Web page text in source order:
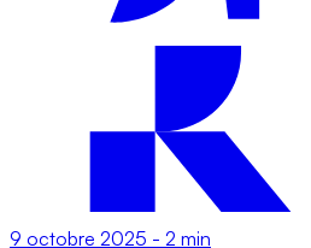
9 octobre 2025 - 2 min